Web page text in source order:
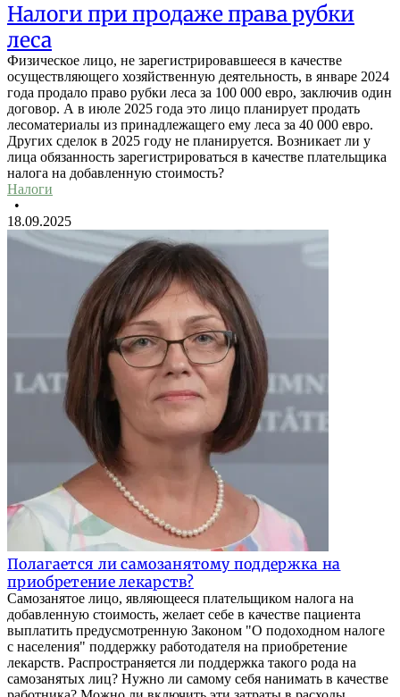
Налоги при продаже права рубки
леса
Физическое лицо, не зарегистрировавшееся в качестве
осуществляющего хозяйственную деятельность, в январе 2024
года продало право рубки леса за 100 000 евро, заключив один
договор. А в июле 2025 года это лицо планирует продать
лесоматериалы из принадлежащего ему леса за 40 000 евро.
Других сделок в 2025 году не планируется. Возникает ли у
лица обязанность зарегистрироваться в качестве плательщика
налога на добавленную стоимость?
Налоги
•
18.09.2025
Полагается ли самозанятому поддержка на
приобретение лекарств?
Самозанятое лицо, являющееся плательщиком налога на
добавленную стоимость, желает себе в качестве пациента
выплатить предусмотренную Законом "О подоходном налоге
с населения" поддержку работодателя на приобретение
лекарств. Распространяется ли поддержка такого рода на
самозанятых лиц? Нужно ли самому себя нанимать в качестве